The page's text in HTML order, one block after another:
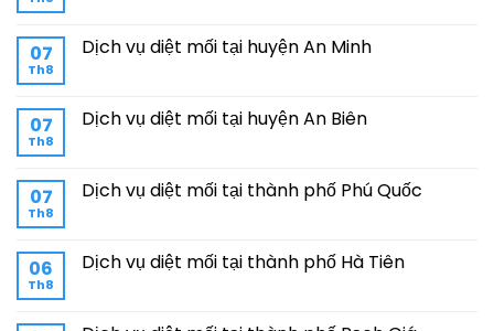
07
Th8
Dịch vụ diệt mối tại huyện An Minh
07
Th8
Dịch vụ diệt mối tại huyện An Biên
07
Th8
Dịch vụ diệt mối tại thành phố Phú Quốc
06
Th8
Dịch vụ diệt mối tại thành phố Hà Tiên